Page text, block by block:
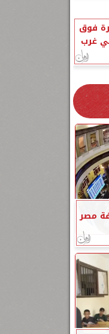
فوق
غرب
مصر